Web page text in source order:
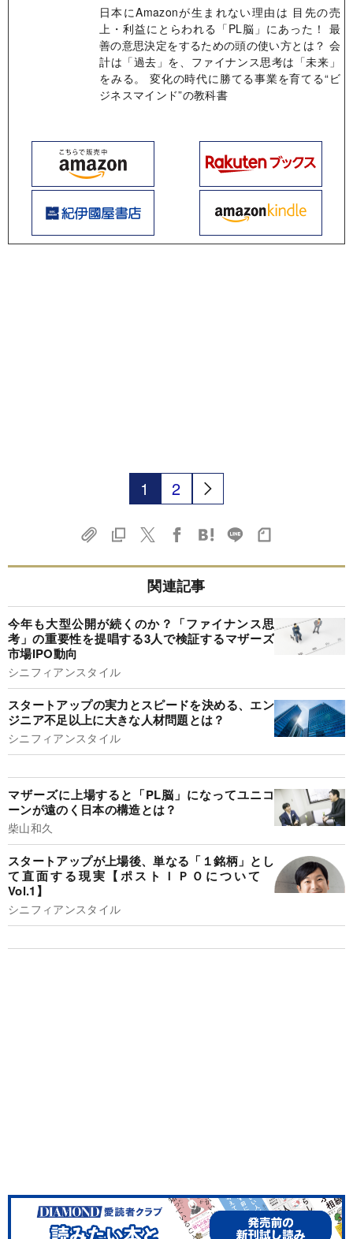
日本にAmazonが生まれない理由は 目先の売
上・利益にとらわれる「PL脳」にあった！ 最
善の意思決定をするための頭の使い方とは？ 会
計は「過去」を、ファイナンス思考は「未来」
をみる。 変化の時代に勝てる事業を育てる“ビ
ジネスマインド”の教科書
1 2
関連記事
今年も大型公開が続くのか？「ファイナンス思
考」の重要性を提唱する3人で検証するマザーズ
市場IPO動向
シニフィアンスタイル
スタートアップの実力とスピードを決める、エン
ジニア不足以上に大きな人材問題とは？
シニフィアンスタイル
マザーズに上場すると「PL脳」になってユニコ
ーンが遠のく日本の構造とは？
柴山和久
スタートアップが上場後、単なる「１銘柄」とし
て直面する現実【ポストＩＰＯについて
Vol.1】
シニフィアンスタイル